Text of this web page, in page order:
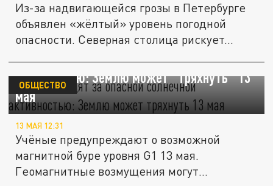
Из-за надвигающейся грозы в Петербурге
объявлен «жёлтый» уровень погодной
опасности. Северная столица рискует...
Учёные следят за опасной солнечной
активностью: Землю может "тряхнуть" 13
мая
ОБЩЕСТВО
13 МАЯ 12:31
Учёные предупреждают о возможной
магнитной буре уровня G1 13 мая.
Геомагнитные возмущения могут